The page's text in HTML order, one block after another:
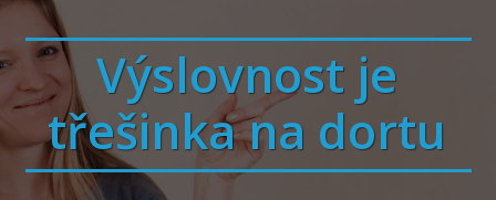
Výslovnost je
třešinka na dortu